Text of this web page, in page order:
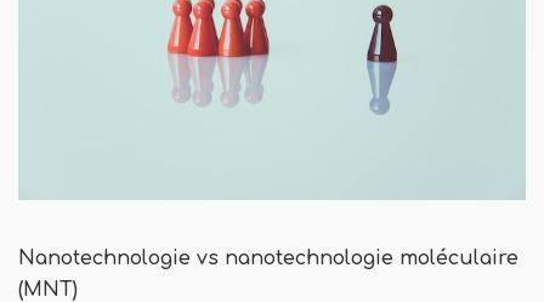
Nanotechnologie vs nanotechnologie moléculaire
(MNT)